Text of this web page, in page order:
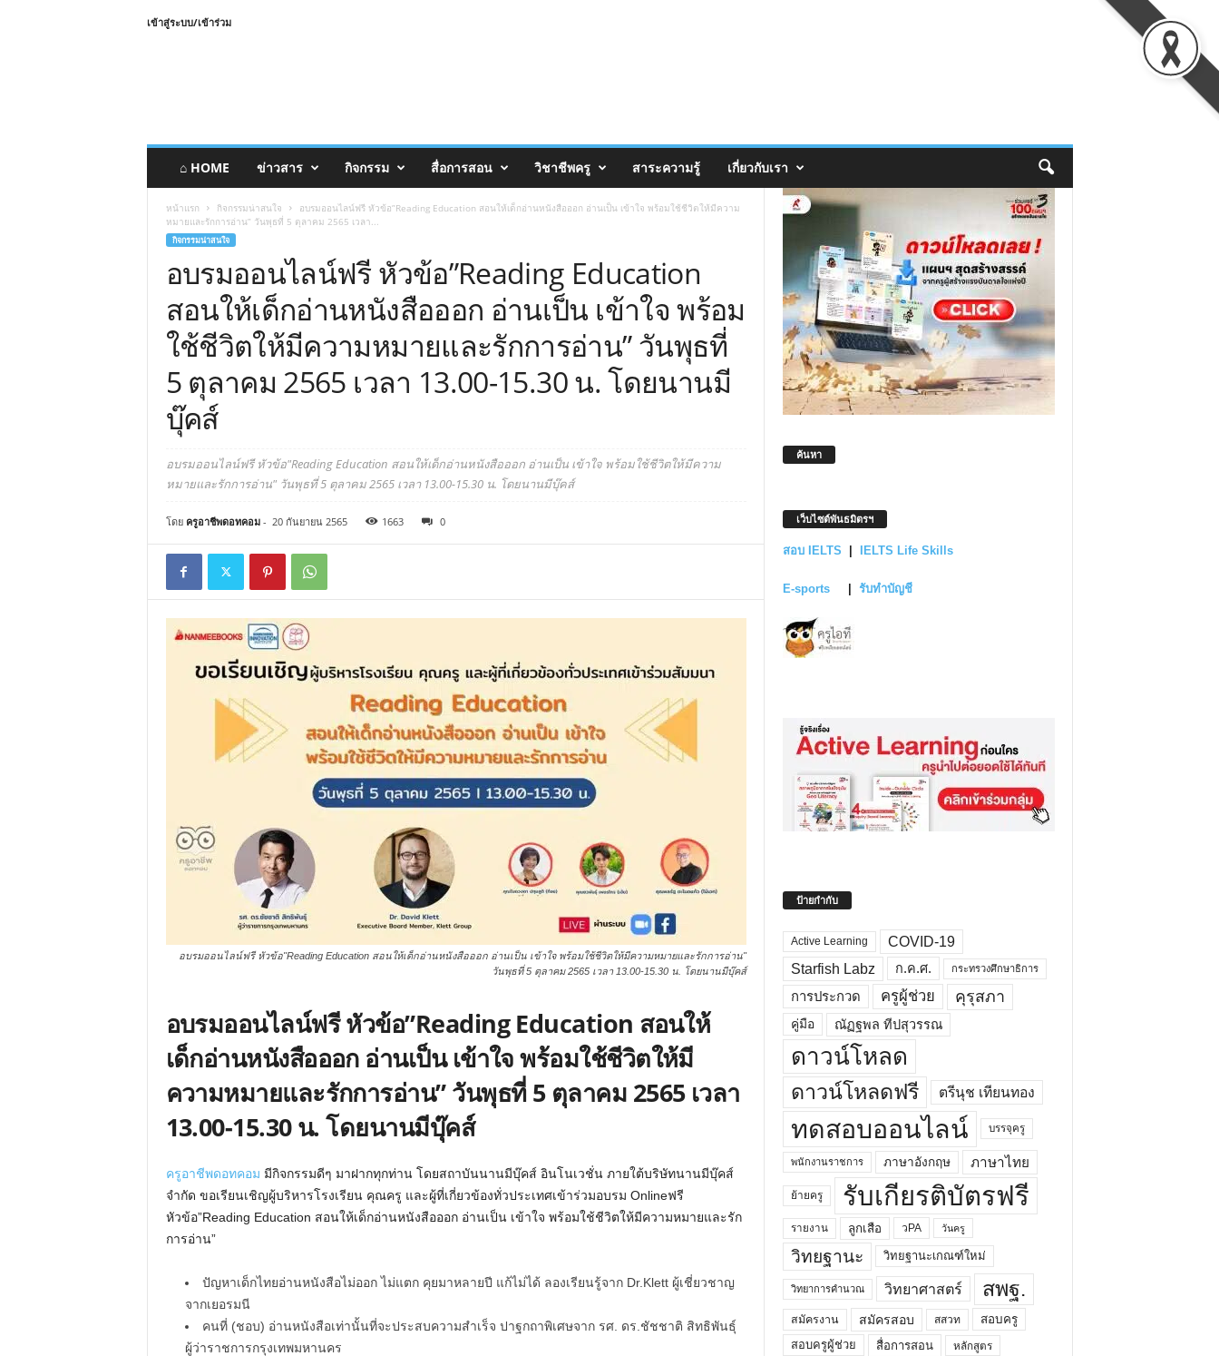
เข้าสู่ระบบ/เข้าร่วม
⌂ HOME ข่าวสาร กิจกรรม สื่อการสอน วิชาชีพครู สาระความรู้ เกี่ยวกับเรา
หน้าแรก กิจกรรมน่าสนใจ
อบรมออนไลน์ฟรี หัวข้อ”Reading Education สอนให้เด็กอ่านหนังสือออก อ่านเป็น เข้าใจ พร้อมใช้ชีวิตให้มีความ
หมายและรักการอ่าน” วันพุธที่ 5 ตุลาคม 2565 เวลา...
กิจกรรมน่าสนใจ
อบรมออนไลน์ฟรี หัวข้อ”Reading Education
สอนให้เด็กอ่านหนังสือออก อ่านเป็น เข้าใจ พร้อม
ใช้ชีวิตให้มีความหมายและรักการอ่าน” วันพุธที่
5 ตุลาคม 2565 เวลา 13.00-15.30 น. โดยนานมี
บุ๊คส์
อบรมออนไลน์ฟรี หัวข้อ"Reading Education สอนให้เด็กอ่านหนังสือออก อ่านเป็น เข้าใจ พร้อมใช้ชีวิตให้มีความ
หมายและรักการอ่าน" วันพุธที่ 5 ตุลาคม 2565 เวลา 13.00-15.30 น. โดยนานมีบุ๊คส์
โดย ครูอาชีพดอทคอม- 20 กันยายน 2565 1663 0
อบรมออนไลน์ฟรี หัวข้อ"Reading Education สอนให้เด็กอ่านหนังสือออก อ่านเป็น เข้าใจ พร้อมใช้ชีวิตให้มีความหมายและรักการอ่าน"
วันพุธที่ 5 ตุลาคม 2565 เวลา 13.00-15.30 น. โดยนานมีบุ๊คส์
อบรมออนไลน์ฟรี หัวข้อ”Reading Education สอนให้
เด็กอ่านหนังสือออก อ่านเป็น เข้าใจ พร้อมใช้ชีวิตให้มี
ความหมายและรักการอ่าน” วันพุธที่ 5 ตุลาคม 2565 เวลา
13.00-15.30 น. โดยนานมีบุ๊คส์
ครูอาชีพดอทคอม มีกิจกรรมดีๆ มาฝากทุกท่าน โดยสถาบันนานมีบุ๊คส์ อินโนเวชั่น ภายใต้บริษัทนานมีบุ๊คส์
จำกัด ขอเรียนเชิญผู้บริหารโรงเรียน คุณครู และผู้ที่เกี่ยวข้องทั่วประเทศเข้าร่วมอบรม Onlineฟรี
หัวข้อ”Reading Education สอนให้เด็กอ่านหนังสือออก อ่านเป็น เข้าใจ พร้อมใช้ชีวิตให้มีความหมายและรัก
การอ่าน”
ปัญหาเด็กไทยอ่านหนังสือไม่ออก ไม่แตก คุยมาหลายปี แก้ไม่ได้ ลองเรียนรู้จาก Dr.Klett ผู้เชี่ยวชาญ
จากเยอรมนี
คนที่ (ชอบ) อ่านหนังสือเท่านั้นที่จะประสบความสำเร็จ ปาฐกถาพิเศษจาก รศ. ดร.ชัชชาติ สิทธิพันธุ์
ผู้ว่าราชการกรุงเทพมหานคร
ค้นหา
เว็บไซต์พันธมิตรฯ
สอบ IELTS IELTS Life Skills
E-sports รับทำบัญชี
ป้ายกำกับ
Active Learning
COVID-19
Starfish Labz
ก.ค.ศ. กระทรวงศึกษาธิการ
การประกวด ครูผู้ช่วย คุรุสภา
คู่มือ ณัฏฐพล ทีปสุวรรณ
ดาวน์โหลด
ดาวน์โหลดฟรี ตรีนุช เทียนทอง
ทดสอบออนไลน์ บรรจุครู
พนักงานราชการ ภาษาอังกฤษ ภาษาไทย
ย้ายครู รับเกียรติบัตรฟรี
รายงาน ลูกเสือ วPA วันครู
วิทยฐานะ วิทยฐานะเกณฑ์ใหม่
วิทยาการคำนวณ วิทยาศาสตร์ สพฐ.
สมัครงาน สมัครสอบ สสวท
สอบครู
สอบครูผู้ช่วย
สื่อการสอน หลักสูตร